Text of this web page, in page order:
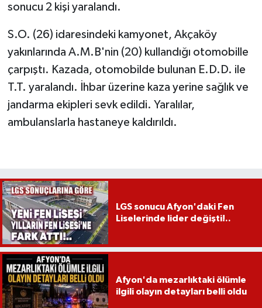
sonucu 2 kişi yaralandı.
S.O. (26) idaresindeki kamyonet, Akçaköy
yakınlarında A.M.B'nin (20) kullandığı otomobille
çarpıştı. Kazada, otomobilde bulunan E.D.D. ile
T.T. yaralandı. İhbar üzerine kaza yerine sağlık ve
jandarma ekipleri sevk edildi. Yaralılar,
ambulanslarla hastaneye kaldırıldı.
LGS sonucu Afyon'daki Fen
Liselerinde lider değişti!..
Afyon'da mezarlıktaki ölümle
ilgili olayın detayları belli oldu